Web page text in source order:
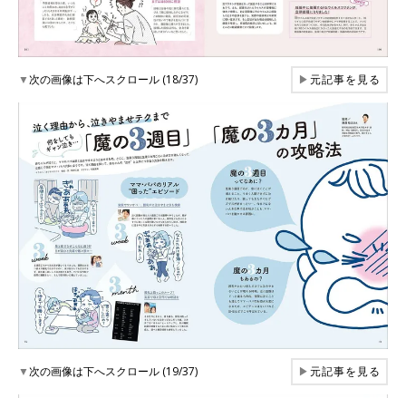
▼次の画像は下へスクロール (18/37) ▶元記事を見る
▼次の画像は下へスクロール (19/37) ▶元記事を見る